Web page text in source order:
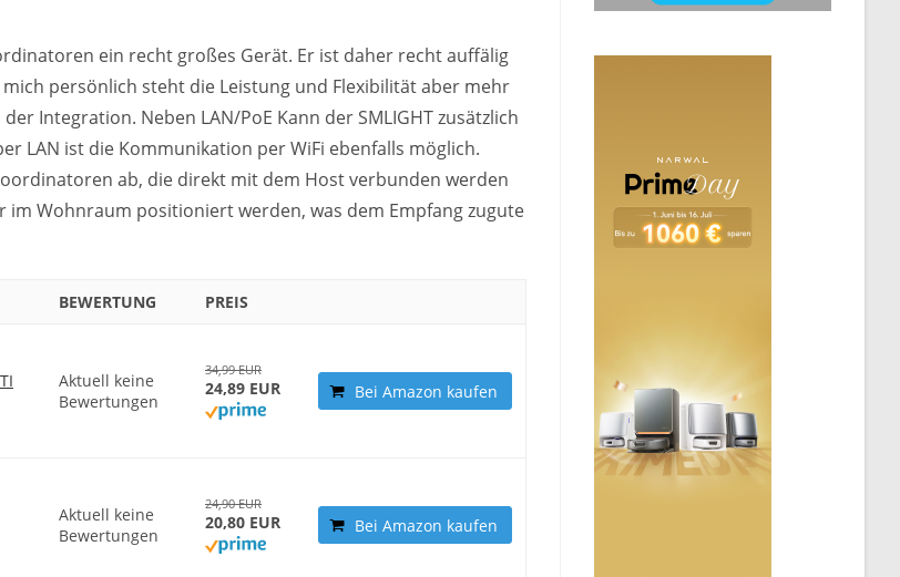
ein recht großes Gerät. Er ist daher recht auffälig
persönlich steht die Leistung und Flexibilität aber mehr
Integration. Neben LAN/PoE Kann der SMLIGHT zusätzlich
LAN ist die Kommunikation per WiFi ebenfalls möglich.
ab, die direkt mit dem Host verbunden werden
im Wohnraum positioniert werden, was dem Empfang zugute
BEWERTUNG PREIS
Aktuell keine
Bewertungen
34,99 EUR
24,89 EUR Bei Amazon kaufen
Aktuell keine
Bewertungen
24,90 EUR
20,80 EUR Bei Amazon kaufen